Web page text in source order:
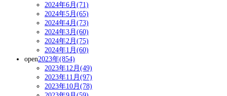
2024年6月(71)
2024年5月(65)
2024年4月(73)
2024年3月(60)
2024年2月(75)
2024年1月(60)
open2023年(854)
2023年12月(49)
2023年11月(97)
2023年10月(78)